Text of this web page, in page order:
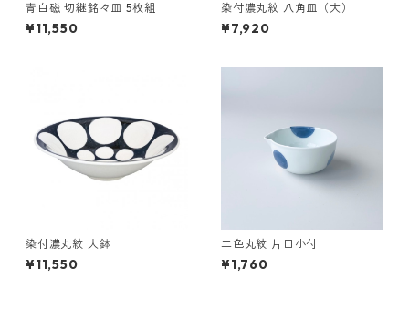
青白磁 切継銘々皿 5枚組
¥11,550
染付濃丸紋 八角皿（大）
¥7,920
染付濃丸紋 大鉢
¥11,550
二色丸紋 片口小付
¥1,760